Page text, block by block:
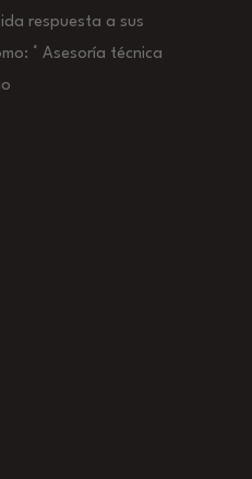
respuesta a sus
° Asesoría técnica